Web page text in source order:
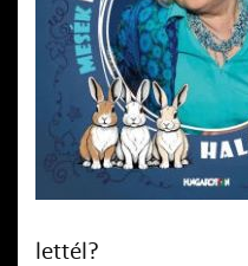
lettél?